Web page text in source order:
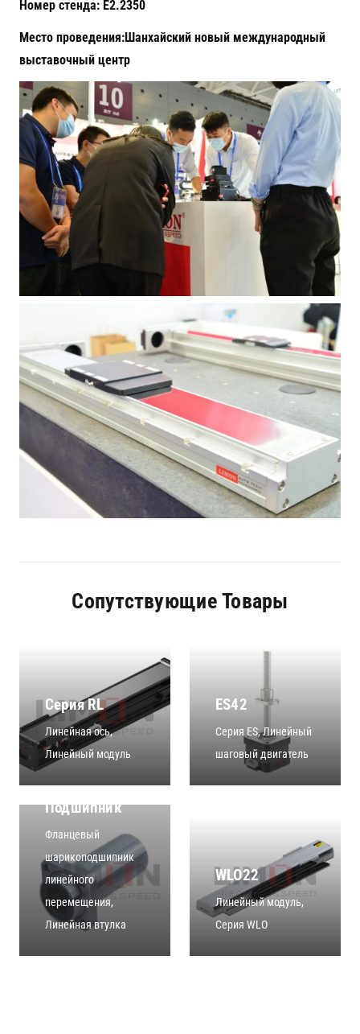
Номер стенда: E2.2350
Место проведения:Шанхайский новый международный
выставочный центр
Сопутствующие Товары
Серия RL
Линейная ось,
Линейный модуль
ES42
Серия ES,Линейный
шаговый двигатель
Серия
Подшипник
Фланцевый
шарикоподшипник
линейного
перемещения,
Линейная втулка
WLO22
Линейный модуль,
Серия WLO